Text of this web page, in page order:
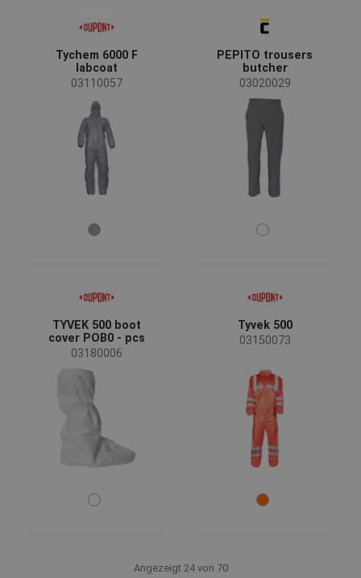
Tychem 6000 F
labcoat
03110057
PEPITO trousers
butcher
03020029
TYVEK 500 boot
cover POB0 - pcs
03180006
Tyvek 500
03150073
Angezeigt 24 von 70